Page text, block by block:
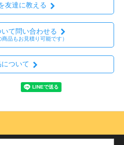
友達に教える
て問い合わせる
商品もお見積り可能です）
ついて